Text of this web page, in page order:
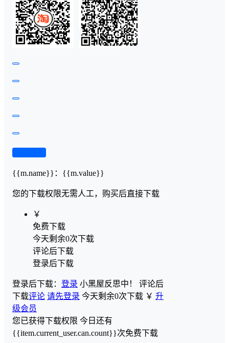
{{m.name}} ： {{m.value}}
您的下载权限无需人工，购买后直接下载
￥
免费下载
今天剩余0次下载
评论后下载
登录后下载
登录后下载： 登录 小黑屋反思中！ 评论后
下载评论 请先登录 今天剩余0次下载 ￥ 升
级会员
您已获得下载权限 今日还有
{{item.current_user.can.count}}次免费下载